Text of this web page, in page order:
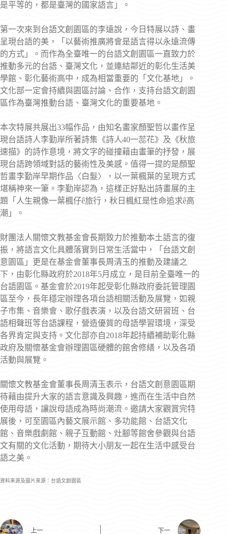
是平等的，都是臺灣的國家語言」。
第一次來到台語文創園區的李遠說，今日特展以詩、畫
呈現台語的美，「以藝術推廣將會是語言得以永遠流傳
的方式」。而作為全臺唯一的台語文創園區一直致力於
推動多元的台語、臺灣文化，並連結鄰近的彰化生活美
學館、彰化藝術高中，成為相當重要的「文化基地」。
文化部一定會持續與園區討論、合作，支持台語文創園
區作為臺灣推動台語、臺灣文化的重要基地。
本次特展共展出33幅作品，由知名畫家顏聖哲以畫作呈
現台語詩人李勤岸所著詩集《詩人40一蕊花》及《秋旅
速描》的詩作意境，將文字的碰撞藉由畫筆的抒發，展
現台語跨領域對話的藝術性及美感。值得一提的是顏聖
哲畫李勤岸早期作品〈白髮〉，以一葉楓葉的呈現方式
堪稱神來一筆。李勤岸認為，這樣正好點出詩畫展的主
題「人生親像一葉楓仔ê旅行，秋日楓紅是性命追求ê高
潮」。
財團法人關懷文教基金會長期致力於推動本土語言的復
振，將語言文化具體落實到日常生活當中，「台語文創
意園區」更是在基金會董事長周清玉的推動及建議之
下，由彰化縣政府於2018年5月成立，是目前全臺唯一的
台語園區。基金會於2019年起受彰化縣政府委託管理園
區至今，長年穩定辦理各項台語相關活動及展覽，如親
子市集、音樂會、歌仔戲表演，以及台語文研習班、台
語相聲班等台語課程，營造優質的母語學習環境，深受
各界肯定與支持。文化部亦自2018年起持續補助彰化縣
政府及關懷基金會辦理園區硬體的館舍修繕，以及各項
活動與展覽。
關懷文教基金會董事長周清玉表示，台語文創意園區期
待藉由提升大家的語言意識及興趣，進而在生活中自然
使用母語，讓說母語成為時尚潮流。邀請大家觀賞完特
展後，可至園區內藝文展示館、多功能館、台語文化
館、音樂戲劇館、親子互動館、灶腳等館舍參觀與台語
文有關的文化活動，期待大小朋友一起在生活中感受台
語之美。
資料來源及圖片來源：台語文創園區
上一 下一